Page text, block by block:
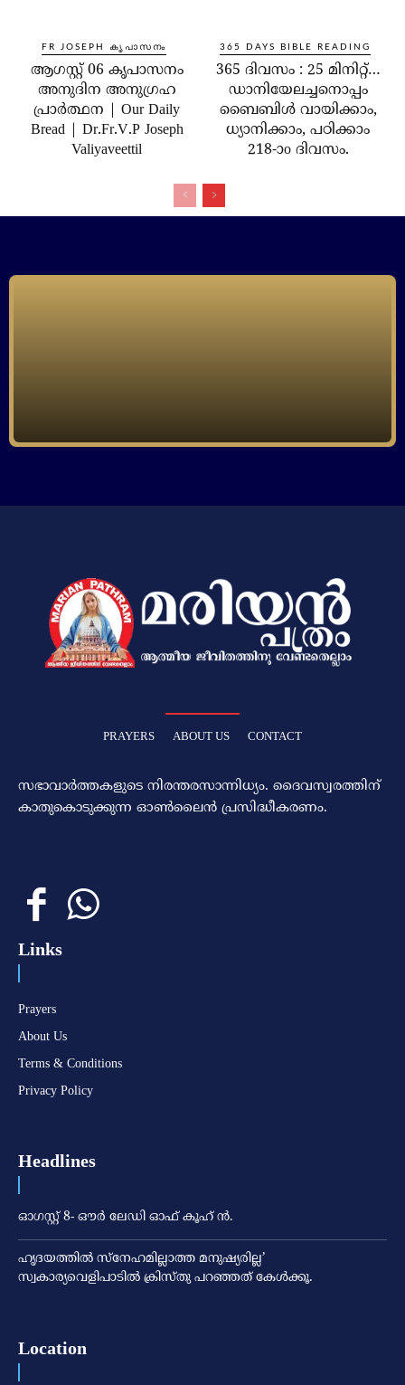
FR JOSEPH കൃപാസനം
ആഗസ്റ്റ് 06 കൃപാസനം
അനുദിന അനുഗ്രഹ
പ്രാർത്ഥന | Our Daily
Bread | Dr.Fr.V.P Joseph
Valiyaveettil
365 DAYS BIBLE READING
365 ദിവസം : 25 മിനിറ്റ്…
ഡാനിയേലച്ചനൊപ്പം
ബൈബിൾ വായിക്കാം,
ധ്യാനിക്കാം, പഠിക്കാം
218-ാo ദിവസം.
PRAYERS ABOUT US CONTACT
സഭാവാര്‍ത്തകളുടെ നിരന്തരസാന്നിധ്യം. ദൈവസ്വരത്തിന്‌
കാതുകൊടുക്കുന്ന ഓണ്‍ലൈന്‍ പ്രസിദ്ധീകരണം.
Links
Prayers
About Us
Terms & Conditions
Privacy Policy
Headlines
ഓഗസ്റ്റ് 8- ഔര്‍ ലേഡി ഓഫ് കൂഹ് ന്‍.
ഹൃദയത്തില്‍ സ്‌നേഹമില്ലാത്ത മനുഷ്യരില്ല’
സ്വകാര്യവെളിപാടില്‍ ക്രിസ്തു പറഞ്ഞത് കേള്‍ക്കൂ.
Location